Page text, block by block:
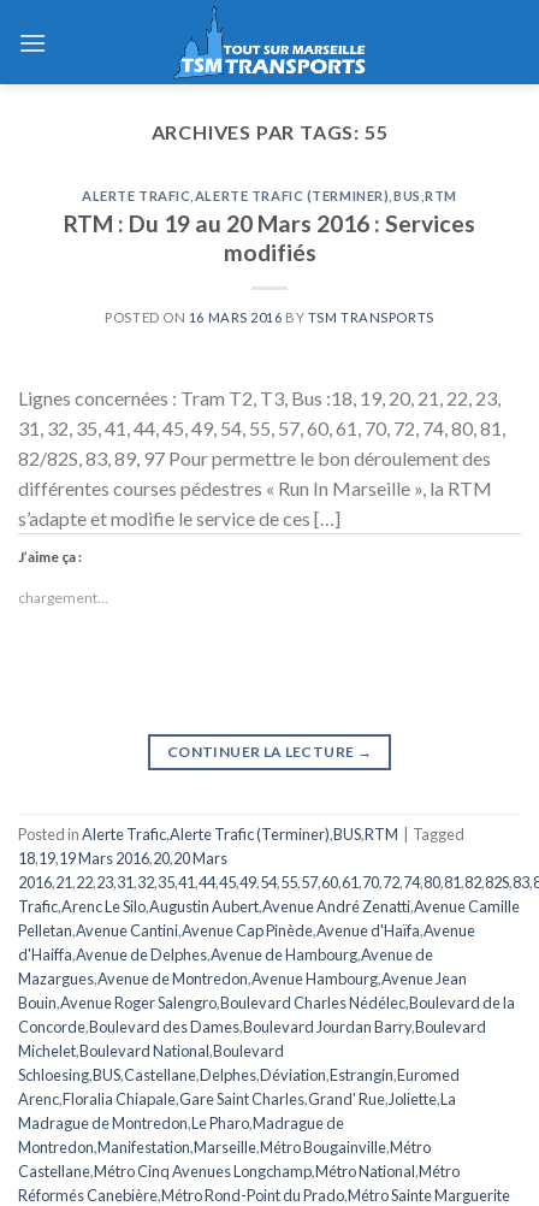
ARCHIVES PAR TAGS: 55
ALERTE TRAFIC ALERTE TRAFIC (TERMINER) BUS ,RTM
RTM : Du 19 au 20 Mars 2016 : Services
modifiés
POSTED ON 16 MARS 2016 BY TSM TRANSPORTS
Lignes concernées : Tram T2, T3, Bus :18, 19, 20, 21, 22, 23,
31, 32, 35, 41, 44, 45, 49, 54, 55, 57, 60, 61, 70, 72, 74, 80, 81,
82/82S, 83, 89, 97 Pour permettre le bon déroulement des
différentes courses pédestres « Run In Marseille », la RTM
s’adapte et modifie le service de ces […]
J’aime ça :
chargement…
CONTINUER LA LECTURE →
Posted inAlerte Trafic,Alerte Trafic (Terminer),BUS,RTM
Tagged
18,19,19 Mars 2016,20,20 Mars
2016,21,22,23,31,32,35,41,44,45,49,54,55,57,60,61,70,72,74,80,81,82,82S,83,
Trafic,Arenc Le Silo,Augustin Aubert,Avenue André Zenatti,Avenue Camille
Pelletan,Avenue Cantini,Avenue Cap Pinède,Avenue d'Haïfa,Avenue
d'Haiffa,Avenue de Delphes,Avenue de Hambourg,Avenue de
Mazargues,Avenue de Montredon,Avenue Hambourg,Avenue Jean
Bouin,Avenue Roger Salengro,Boulevard Charles Nédélec,Boulevard de la
Concorde,Boulevard des Dames,Boulevard Jourdan Barry,Boulevard
Michelet,Boulevard National,Boulevard
Schloesing,BUS,Castellane,Delphes,Déviation,Estrangin,Euromed
Arenc,Floralia Chiapale,Gare Saint Charles,Grand' Rue,Joliette,La
Madrague de Montredon,Le Pharo,Madrague de
Montredon,Manifestation,Marseille,Métro Bougainville,Métro
Castellane,Métro Cinq Avenues Longchamp,Métro National,Métro
Réformés Canebière,Métro Rond-Point du Prado,Métro Sainte Marguerite